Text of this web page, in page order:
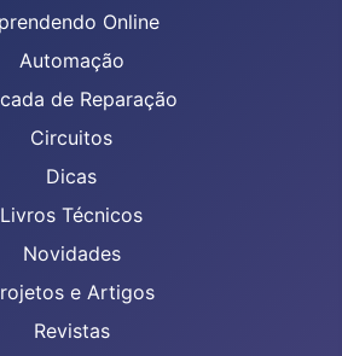
Online
Automação
de Reparação
Circuitos
Dicas
Livros Técnicos
Novidades
e Artigos
Revistas